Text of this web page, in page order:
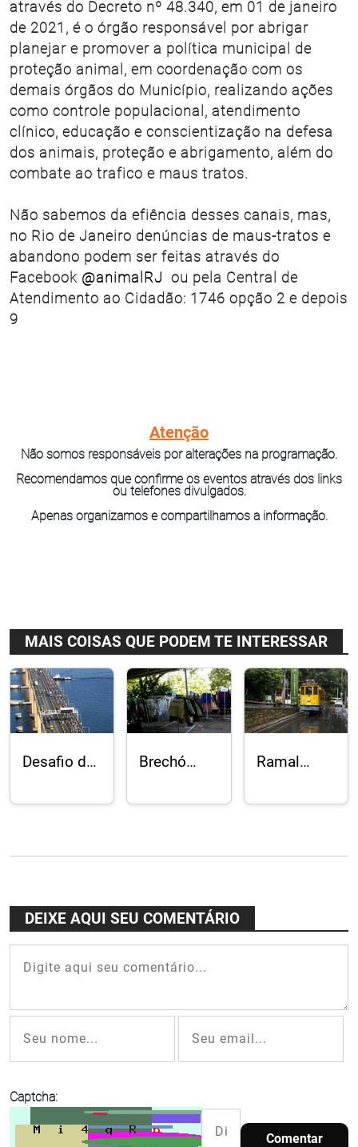
através do Decreto nº 48.340, em 01 de janeiro
de 2021, é o órgão responsável por abrigar
planejar e promover a política municipal de
proteção animal, em coordenação com os
demais órgãos do Município, realizando ações
como controle populacional, atendimento
clínico, educação e conscientização na defesa
dos animais, proteção e abrigamento, além do
combate ao trafico e maus tratos.
Não sabemos da efiência desses canais, mas,
no Rio de Janeiro denúncias de maus-tratos e
abandono podem ser feitas através do
Facebook @animalRJ ou pela Central de
Atendimento ao Cidadão: 1746 opção 2 e depois
9
Atenção
Não somos responsáveis por alterações na programação.
Recomendamos que confirme os eventos através dos links
ou telefones divulgados.
Apenas organizamos e compartilhamos a informação.
MAIS COISAS QUE PODEM TE INTERESSAR
Desafio da
Rio-Niterói
Brechó
preços
Ramal
Teresa
anos
DEIXE AQUI SEU COMENTÁRIO
Captcha:
Comentar